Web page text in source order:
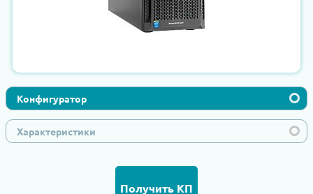
Конфигуратор
Характеристики
Получить КП